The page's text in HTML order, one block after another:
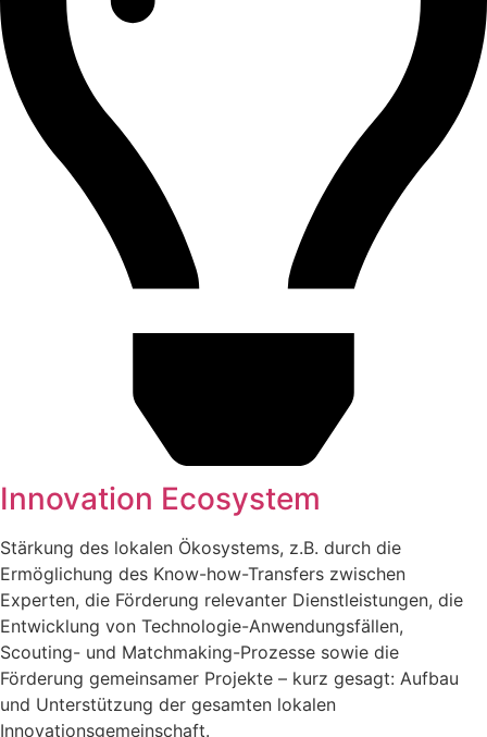
Innovation Ecosystem
Stärkung des lokalen Ökosystems, z.B. durch die
Ermöglichung des Know-how-Transfers zwischen
Experten, die Förderung relevanter Dienstleistungen, die
Entwicklung von Technologie-Anwendungsfällen,
Scouting- und Matchmaking-Prozesse sowie die
Förderung gemeinsamer Projekte – kurz gesagt: Aufbau
und Unterstützung der gesamten lokalen
Innovationsgemeinschaft.